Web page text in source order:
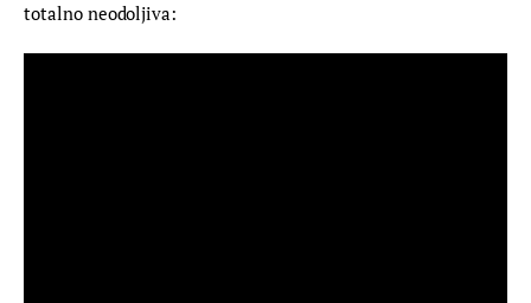
totalno neodoljiva: